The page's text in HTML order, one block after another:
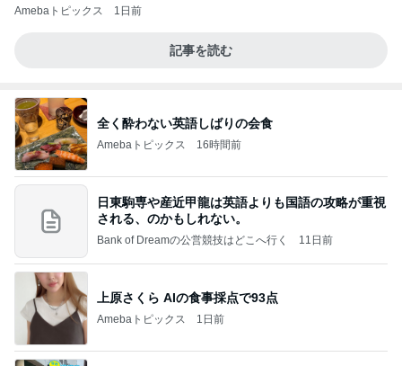
Amebaトピックス 1日前
記事を読む
全く酔わない英語しばりの会食
Amebaトピックス 16時間前
日東駒専や産近甲龍は英語よりも国語の攻略が重視
される、のかもしれない。
Bank of Dreamの公営競技はどこへ行く 11日前
上原さくら AIの食事採点で93点
Amebaトピックス 1日前